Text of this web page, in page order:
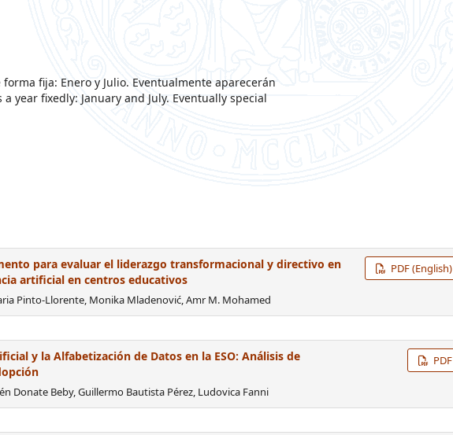
fija: Enero y Julio. Eventualmente aparecerán
year fixedly: January and July. Eventually special
para evaluar el liderazgo transformacional y directivo en
artificial en centros educativos
Pinto-Llorente, Monika Mladenović, Amr M. Mohamed
PDF (English)
y la Alfabetización de Datos en la ESO: Análisis de
Donate Beby, Guillermo Bautista Pérez, Ludovica Fanni
PDF